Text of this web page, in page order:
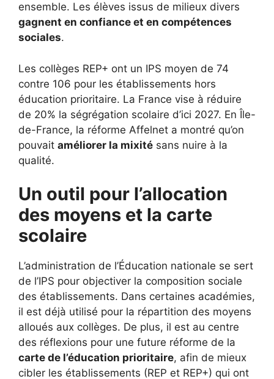
ensemble. Les élèves issus de milieux divers
gagnent en confiance et en compétences
sociales.
Les collèges REP+ ont un IPS moyen de 74
contre 106 pour les établissements hors
éducation prioritaire. La France vise à réduire
de 20% la ségrégation scolaire d’ici 2027. En Île-
de-France, la réforme Affelnet a montré qu’on
pouvait améliorer la mixité sans nuire à la
qualité.
Un outil pour l’allocation
des moyens et la carte
scolaire
L’administration de l’Éducation nationale se sert
de l’IPS pour objectiver la composition sociale
des établissements. Dans certaines académies,
il est déjà utilisé pour la répartition des moyens
alloués aux collèges. De plus, il est au centre
des réflexions pour une future réforme de la
carte de l’éducation prioritaire, afin de mieux
cibler les établissements (REP et REP+) qui ont